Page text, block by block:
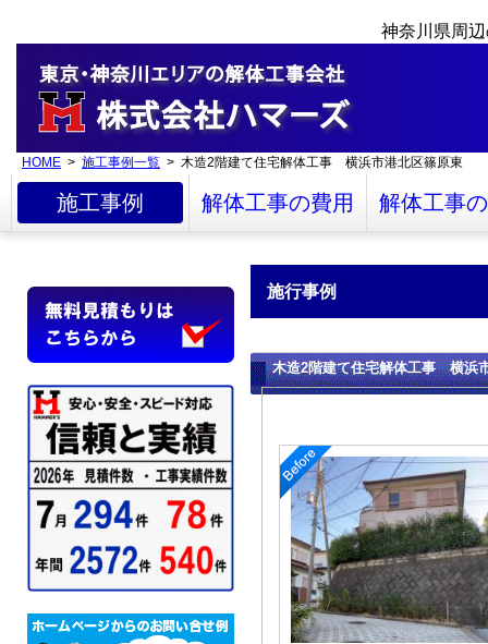
神奈川県周
HOME > 施工事例一覧 > 木造2階建て住宅解体工事 横浜市港北区篠原東
施工事例 解体工事の費用 解体工事
施行事例
木造2階建て住宅解体工事 横浜